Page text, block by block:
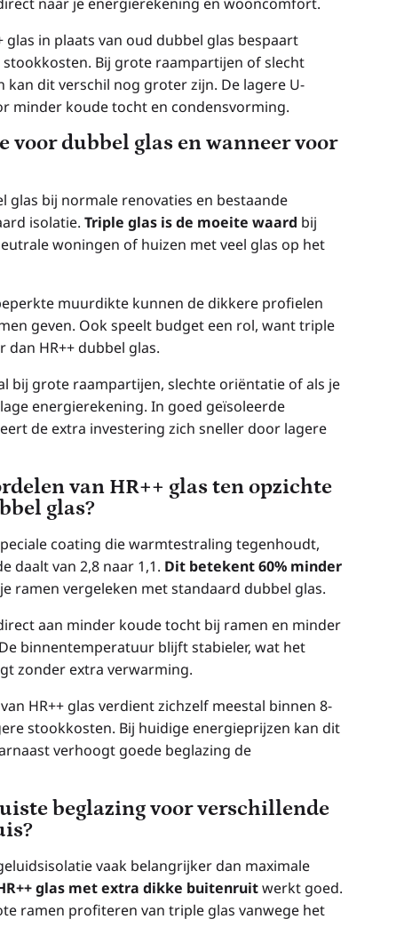
glas in plaats van oud dubbel glas bespaart
stookkosten. Bij grote raampartijen of slecht
kan dit verschil nog groter zijn. De lagere U-
minder koude tocht en condensvorming.
voor dubbel glas en wanneer voor
glas bij normale renovaties en bestaande
isolatie. Triple glas is de moeite waard bij
woningen of huizen met veel glas op het
muurdikte kunnen de dikkere profielen
geven. Ook speelt budget een rol, want triple
dan HR++ dubbel glas.
bij grote raampartijen, slechte oriëntatie of als je
energierekening. In goed geïsoleerde
de extra investering zich sneller door lagere
van HR++ glas ten opzichte
glas?
coating die warmtestraling tegenhoudt,
daalt van 2,8 naar 1,1. Dit betekent 60% minder
ramen vergeleken met standaard dubbel glas.
aan minder koude tocht bij ramen en minder
binnentemperatuur blijft stabieler, wat het
zonder extra verwarming.
HR++ glas verdient zichzelf meestal binnen 8-
stookkosten. Bij huidige energieprijzen kan dit
verhoogt goede beglazing de
beglazing voor verschillende
vaak belangrijker dan maximale
glas met extra dikke buitenruitwerkt goed.
ramen profiteren van triple glas vanwege het